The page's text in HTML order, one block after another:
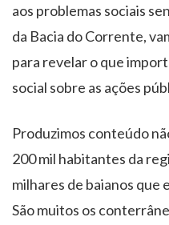
aos problemas sociais
da Bacia do Corrente,
para revelar o que
social sobre as ações
Produzimos conteúdo
200 mil habitantes da
milhares de baianos que
São muitos os